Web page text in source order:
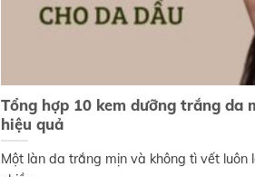
Tổng hợp 10 kem dưỡng trắng da
hiệu quả
Một làn da trắng mịn và không tì vết luôn